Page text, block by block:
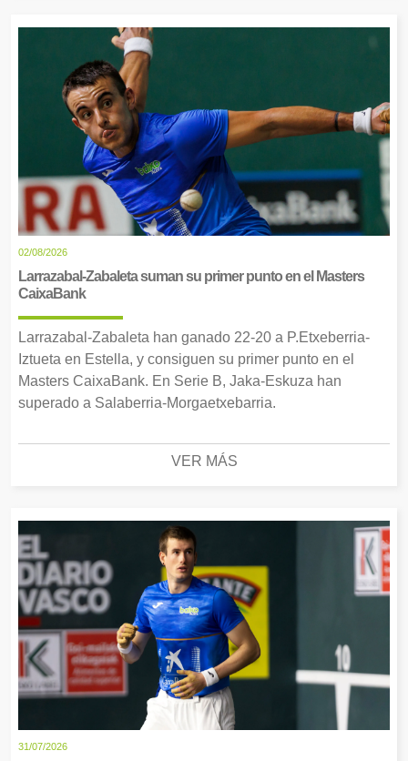
02/08/2026
Larrazabal-Zabaleta suman su primer punto en el Masters
CaixaBank
Larrazabal-Zabaleta han ganado 22-20 a P.Etxeberria-
Iztueta en Estella, y consiguen su primer punto en el
Masters CaixaBank. En Serie B, Jaka-Eskuza han
superado a Salaberria-Morgaetxebarria.
VER MÁS
31/07/2026